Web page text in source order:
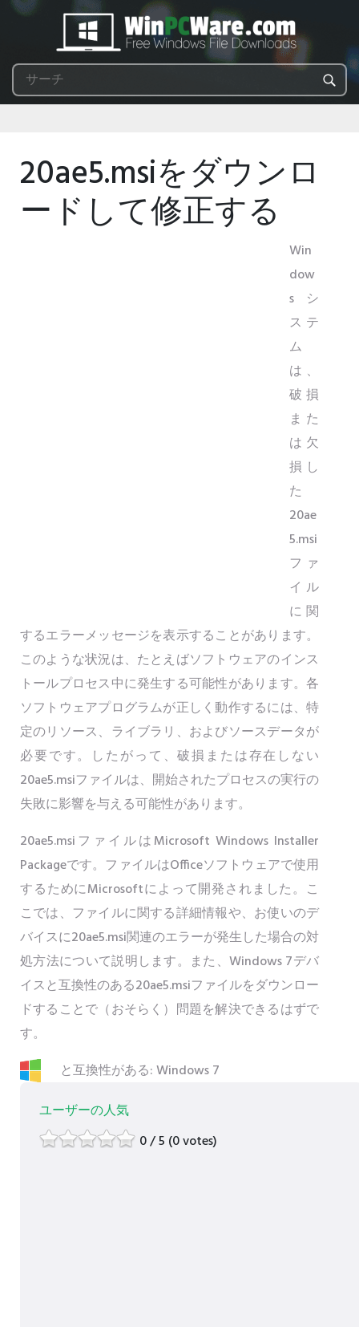
20ae5.msiをダウンロ
ードして修正する
Win
dow
sシ
ステ
ム
は、
破損
また
は欠
損し
た
20ae
5.msi
ファ
イル
に関
するエラーメッセージを表示することがあります。
このような状況は、たとえばソフトウェアのインス
トールプロセス中に発生する可能性があります。各
ソフトウェアプログラムが正しく動作するには、特
定のリソース、ライブラリ、およびソースデータが
必要です。したがって、破損または存在しない
20ae5.msiファイルは、開始されたプロセスの実行の
失敗に影響を与える可能性があります。
20ae5.msiファイルはMicrosoft Windows Installer
Packageです。ファイルはOfficeソフトウェアで使用
するためにMicrosoftによって開発されました。こ
こでは、ファイルに関する詳細情報や、お使いのデ
バイスに20ae5.msi関連のエラーが発生した場合の対
処方法について説明します。また、Windows 7デバ
イスと互換性のある20ae5.msiファイルをダウンロー
ドすることで（おそらく）問題を解決できるはずで
す。
と互換性がある: Windows 7
ユーザーの人気
0 / 5 (0 votes)